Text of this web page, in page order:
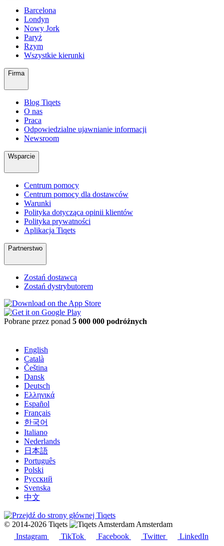
Barcelona
Londyn
Nowy Jork
Paryż
Rzym
Wszystkie kierunki
Firma
Blog Tiqets
O nas
Praca
Odpowiedzialne ujawnianie informacji
Newsroom
Wsparcie
Centrum pomocy
Centrum pomocy dla dostawców
Warunki
Polityka dotycząca opinii klientów
Polityka prywatności
Aplikacja Tiqets
Partnerstwo
Zostań dostawcą
Zostań dystrybutorem
Pobrane przez ponad 5 000 000 podróżnych
English
Català
Čeština
Dansk
Deutsch
Ελληνικά
Español
Français
한국어
Italiano
Nederlands
日本語
Português
Polski
Русский
Svenska
中文
© 2014-2026 Tiqets
Amsterdam
Instagram
TikTok Facebook Twitter LinkedIn